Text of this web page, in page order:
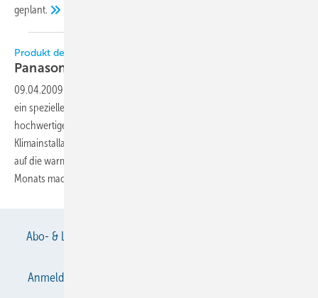
geplant.
Produkt des Monats kaufen und Sachpreise gewinnen
Panasonic-Aktion von April bis
09.04.2009
ein spezielles Klimageräteangebot mit der zusätzlichen Möglichkeit,
hochwertige Sachpreise zu gewinnen. Kälteanlagenbauer und
Klimainstallateure in Deutschland sollen sich deshalb ganz besonders
auf die warme Jahreszeit freuen können. Den Anfang als Produkt des
Monats machen im April die Etherea
Abo- & Leserservice
Anmelden